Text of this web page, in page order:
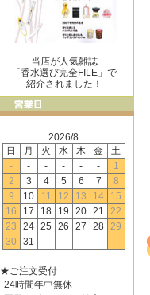
当店が人気雑誌
「香水選び完全FILE」で
紹介されました！
2026/8
日
月 火 水 木 金
土
-
- - - - -
1
2
3 4 5 6 7
8
9
10 11 12 13 14
15
16
17 18 19 20 21
22
23
24 25 26 27 28 29
30
31 - - - - -
★ご注文受付
24時間年中無休